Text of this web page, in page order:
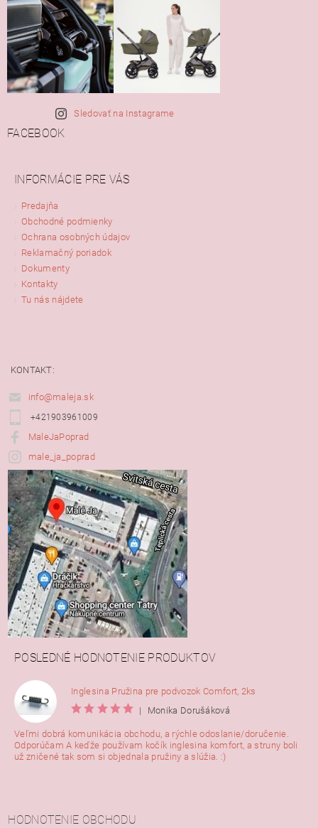
Sledovať na Instagrame
FACEBOOK
INFORMÁCIE PRE VÁS
Predajňa
Obchodné podmienky
Ochrana osobných údajov
Reklamačný poriadok
Dokumenty
Kontakty
Tu nás nájdete
KONTAKT:
info@maleja.sk
+421903961009
MaleJaPoprad
male_ja_poprad
POSLEDNÉ HODNOTENIE PRODUKTOV
Inglesina Pružina pre podvozok Comfort, 2ks
|
Monika Dorušáková
Veľmi dobrá komunikácia obchodu, a rýchle odoslanie/doručenie.
Odporúčam A keďže používam kočík inglesina komfort, a struny boli
už zničené tak som si objednala pružiny a slúžia. :)
HODNOTENIE OBCHODU